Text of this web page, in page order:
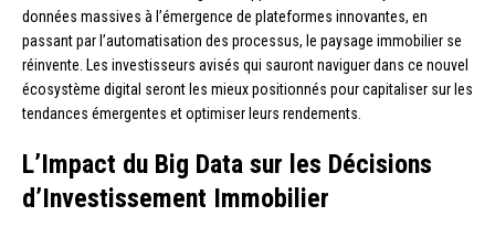
données massives à l’émergence de plateformes innovantes, en
passant par l’automatisation des processus, le paysage immobilier se
réinvente. Les investisseurs avisés qui sauront naviguer dans ce nouvel
écosystème digital seront les mieux positionnés pour capitaliser sur les
tendances émergentes et optimiser leurs rendements.
L’Impact du Big Data sur les Décisions
d’Investissement Immobilier